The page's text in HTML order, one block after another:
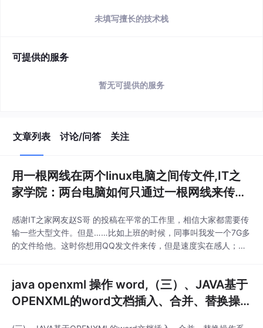
未填写擅长的技术栈
可提供的服务
暂无可提供的服务
文章列表 讨论/问答 关注
用一根网线在两个linux电脑之间传文件,IT之
家学院：两台电脑如何只通过一根网线来传输
感谢IT之家网友赵S哥 的投稿在平常的工作里，相信大家都需要传
输一些大型文件。但是……比如上班的时候，同事叫我发一个7G多
的文件给他。这时你想用QQ发文件来传，但是速度实在感人；而
题的同学的救星。当然，这篇文章的要求是两台电脑都有网线插
口。(如果你想用无线的方法，可能你要失望了。赵S
java openxml 操作 word,（三）、JAVA基于
OPENXML的word文档插入、合并、替换操